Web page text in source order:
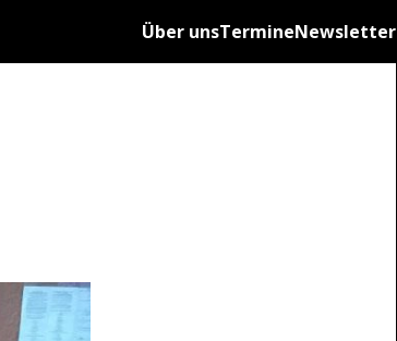
Über unsTermineNewsletter